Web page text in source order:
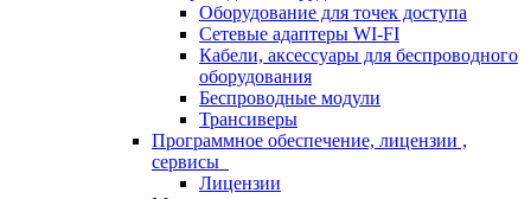
Оборудование для точек доступа
Сетевые адаптеры WI-FI
Кабели, аксессуары для беспроводного
оборудования
Беспроводные модули
Трансиверы
Программное обеспечение, лицензии ,
сервисы
Лицензии